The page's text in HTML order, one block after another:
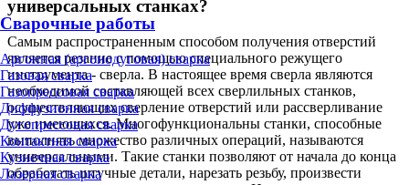
Сварочные работы
Аргонная (аргонодуговая) сварка
Газовая сварка
Газопрессовая сварка
Диффузионная сварка
Дугопрессовая сварка
Контактная сварка
Кузнечная сварка
Лазерная сварка
универсальных станках?
Самым распространенным способом получения отверстий
является резание с помощью специального режущего
инструмента - сверла. В настоящее время сверла являются
необходимой составляющей всех сверлильных станков,
осуществляющих сверление отверстий или рассверливание
уже имеющихся. Многофункциональны станки, способные
выполнять множество различных операций, называются
универсальными. Такие станки позволяют от начала до конца
обработать штучные детали, нарезать резьбу, произвести